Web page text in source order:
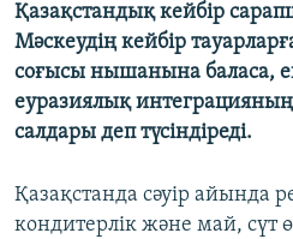
Қазақстандық кейбір
Мәскеудің кейбір
соғысы нышанына баласа,
еуразиялық
салдары деп түсіндіреді.
Қазақстанда сәуір айында
кондитерлік және май, сүт